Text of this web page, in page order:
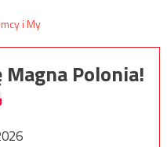
Polonia!